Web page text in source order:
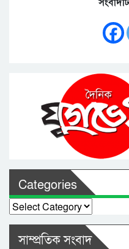
Categories
Categories
সাম্প্রতিক সংবাদ